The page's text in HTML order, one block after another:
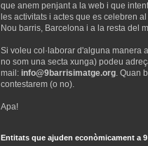
que anem penjant a la web i que
les activitats i actes que es celebren
Nou barris, Barcelona i a la resta del
Si voleu col·laborar d'alguna manera
no som una secta xunga) podeu
mail: info@9barrisimatge.org. Quan
contestarem (o no).
Apa!
Entitats que ajuden econòmicament a